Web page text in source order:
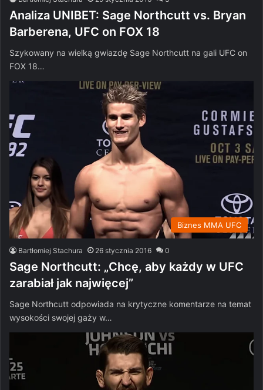
Analiza UNIBET: Sage Northcutt vs. Bryan
Barberena, UFC on FOX 18
Szykowany na wielką gwiazdę Sage Northcutt na gali UFC on
FOX 18…
Biznes MMA UFC
Bartłomiej Stachura 26 stycznia 2016 0
Sage Northcutt: „Chcę, aby każdy w UFC
zarabiał jak najwięcej”
Sage Northcutt odpowiada na krytyczne komentarze na temat
wysokości swojej gaży w…